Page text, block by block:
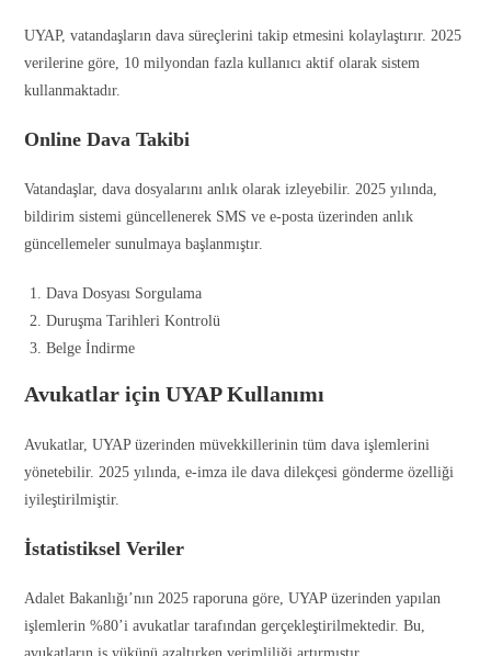
UYAP, vatandaşların dava süreçlerini takip etmesini kolaylaştırır. 2025
verilerine göre, 10 milyondan fazla kullanıcı aktif olarak sistem
kullanmaktadır.
Online Dava Takibi
Vatandaşlar, dava dosyalarını anlık olarak izleyebilir. 2025 yılında,
bildirim sistemi güncellenerek SMS ve e-posta üzerinden anlık
güncellemeler sunulmaya başlanmıştır.
Dava Dosyası Sorgulama
Duruşma Tarihleri Kontrolü
Belge İndirme
Avukatlar için UYAP Kullanımı
Avukatlar, UYAP üzerinden müvekkillerinin tüm dava işlemlerini
yönetebilir. 2025 yılında, e-imza ile dava dilekçesi gönderme özelliği
iyileştirilmiştir.
İstatistiksel Veriler
Adalet Bakanlığı’nın 2025 raporuna göre, UYAP üzerinden yapılan
işlemlerin %80’i avukatlar tarafından gerçekleştirilmektedir. Bu,